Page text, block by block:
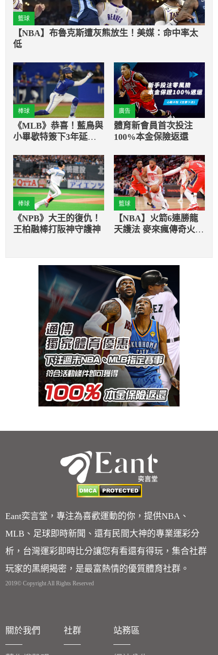
籃球
【NBA】布魯克斯遭灰熊放生！美媒：命中率太
低
棒球
《MLB》恭喜！藍鳥與
小畢歇特簽下3年延長
廣告
體育新會員首次投注
100%本金保險返還
棒球
《NPB》大王的復仇！
王柏融棒打阪神守護神
籃球
【NBA】火箭6連勝龍
天護法 麥來瘋傳奇火熱
Eant奕言堂，專注為喜歡運動的你，提供NBA、
MLB、足球即時新聞、還有民間大神的專業運彩分
析，台灣運彩即時比分讓您有看還有得玩，集合社群
玩家的黑網揭密，是最富熱情的優質體育社群。
2019© Copyright All Rights Reserved
關於我們 社群 站務區